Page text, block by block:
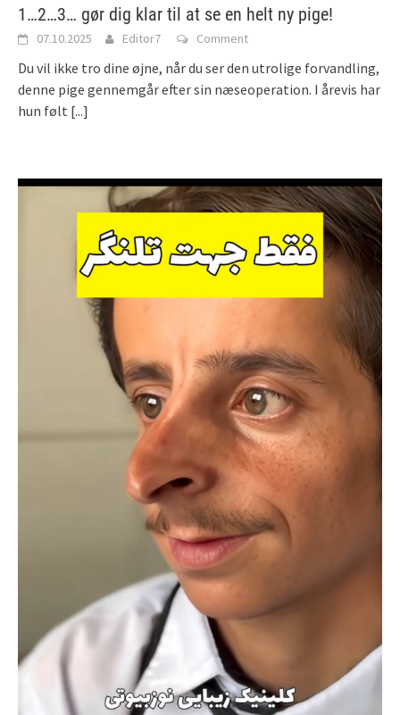
1…2…3… gør dig klar til at se en helt ny pige!
07.10.2025 Editor7 Comment
Du vil ikke tro dine øjne, når du ser den utrolige forvandling,
denne pige gennemgår efter sin næseoperation. I årevis har
hun følt [...]